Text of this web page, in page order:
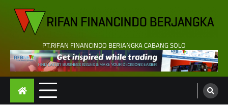
content
PT.RIFAN FINANCINDO BERJANGKA CABANG SOLO